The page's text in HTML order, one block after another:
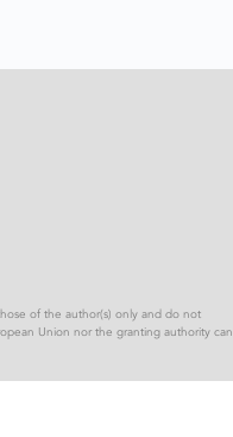
of the author(s) only and do not
Union nor the granting authority can